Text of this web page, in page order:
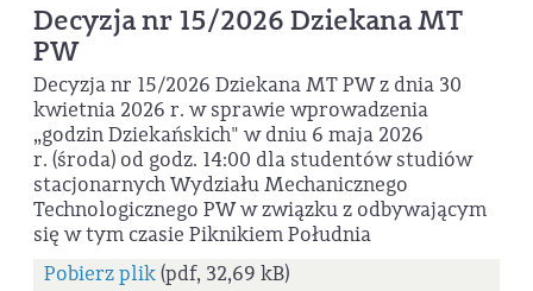
Decyzja nr 15/2026 Dziekana MT
PW
Decyzja nr 15/2026 Dziekana MT PW z dnia 30
kwietnia 2026 r. w sprawie wprowadzenia
„godzin Dziekańskich" w dniu 6 maja 2026
r. (środa) od godz. 14:00 dla studentów studiów
stacjonarnych Wydziału Mechanicznego
Technologicznego PW w związku z odbywającym
się w tym czasie Piknikiem Południa
Pobierz plik(pdf, 32,69 kB)